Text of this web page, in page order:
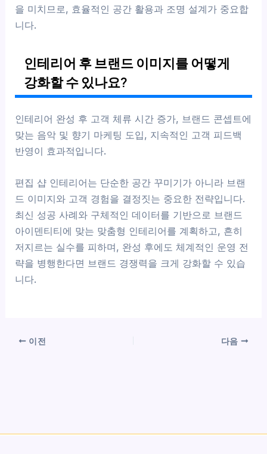
을 미치므로, 효율적인 공간 활용과 조명 설계가 중요합
니다.
인테리어 후 브랜드 이미지를 어떻게
강화할 수 있나요?
인테리어 완성 후 고객 체류 시간 증가, 브랜드 콘셉트에
맞는 음악 및 향기 마케팅 도입, 지속적인 고객 피드백
반영이 효과적입니다.
편집 샵 인테리어는 단순한 공간 꾸미기가 아니라 브랜
드 이미지와 고객 경험을 결정짓는 중요한 전략입니다.
최신 성공 사례와 구체적인 데이터를 기반으로 브랜드
아이덴티티에 맞는 맞춤형 인테리어를 계획하고, 흔히
저지르는 실수를 피하며, 완성 후에도 체계적인 운영 전
략을 병행한다면 브랜드 경쟁력을 크게 강화할 수 있습
니다.
이전 다음